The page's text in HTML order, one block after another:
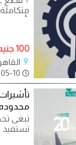
بأعلى
100 جنيه
تبغى
الحج